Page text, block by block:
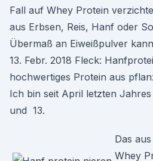
Fall auf Whey Protein
aus Erbsen, Reis, Hanf oder
Übermaß an Eiweißpulver
13. Febr. 2018 Fleck:
hochwertiges Protein aus
Ich bin seit April letzten
und 13.
Das
Whey